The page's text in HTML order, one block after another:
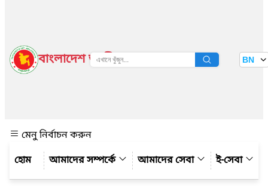
বাংলাদেশ জাতীয় তথ্য বাতায়ন BN
মেনু নির্বাচন করুন
আমাদের সম্পর্কে
আমাদের সেবা ই-সেবা